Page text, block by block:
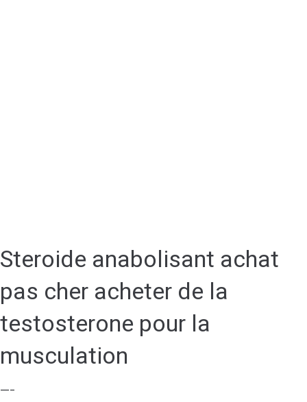
Steroide anabolisant achat
pas cher acheter de la
testosterone pour la
musculation
—-